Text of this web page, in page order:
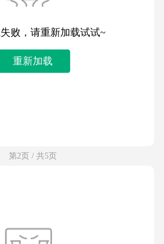
败，请重新加载试试~
重新加载
第2页 / 共5页